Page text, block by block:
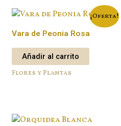
¡Oferta!
Vara de Peonia Rosa
Añadir al carrito
Flores y Plantas